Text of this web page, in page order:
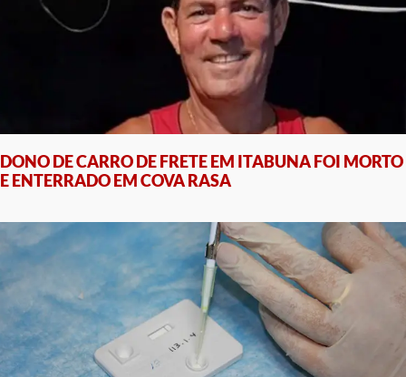
DONO DE CARRO DE FRETE EM ITABUNA FOI MORTO
E ENTERRADO EM COVA RASA